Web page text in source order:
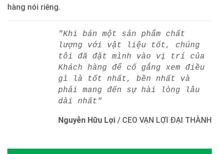
hàng nói riêng.
"Khi bán một sản phẩm chất
lượng với vật liệu tốt, chúng
tôi đã đặt mình vào vị trí của
Khách hàng để cố gắng xem điều
gì là tốt nhất, bền nhất và
phải mang đến sự hài lòng lâu
dài nhất"
Nguyễn Hữu Lợi / CEO VẠN LỢI ĐẠI THÀNH